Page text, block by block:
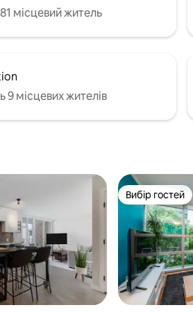
місцевий житель
місцевих жителів
Вибір гостей
Вибір гостей